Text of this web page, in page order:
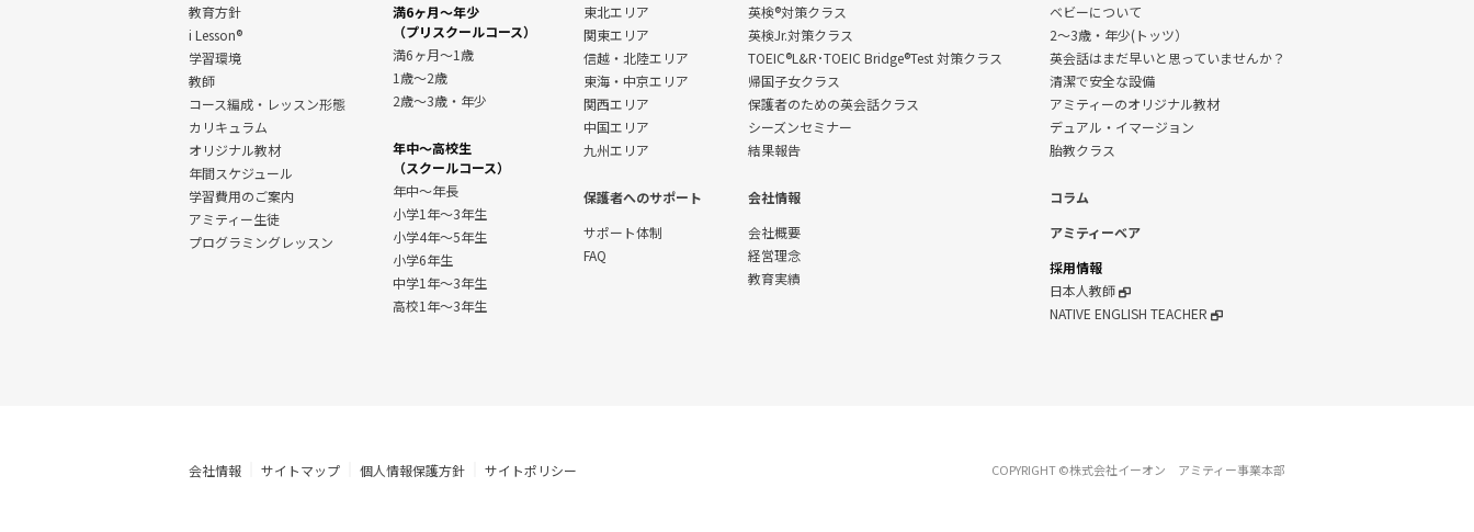
教育方針
i Lesson®
学習環境
教師
コース編成・レッスン形態
カリキュラム
オリジナル教材
年間スケジュール
学習費用のご案内
アミティー生徒
プログラミングレッスン
満6ヶ月～年少
（プリスクールコース）
満6ヶ月～1歳
1歳～2歳
2歳～3歳・年少
年中～高校生
（スクールコース）
年中～年長
小学1年～3年生
小学4年～5年生
小学6年生
中学1年〜3年生
高校1年〜3年生
東北エリア
関東エリア
信越・北陸エリア
東海・中京エリア
関西エリア
中国エリア
九州エリア
保護者へのサポート
サポート体制
FAQ
英検®対策クラス
英検Jr.対策クラス
TOEIC®L&R･TOEIC Bridge®Test 対策クラス
帰国子女クラス
保護者のための英会話クラス
シーズンセミナー
結果報告
会社情報
会社概要
経営理念
教育実績
ベビーについて
2～3歳・年少(トッツ）
英会話はまだ早いと思っていませんか？
清潔で安全な設備
アミティーのオリジナル教材
デュアル・イマージョン
胎教クラス
コラム
アミティーベア
採用情報
日本人教師
NATIVE ENGLISH TEACHER
会社情報 サイトマップ 個人情報保護方針 サイトポリシー COPYRIGHT ©株式会社イーオン アミティー事業本部